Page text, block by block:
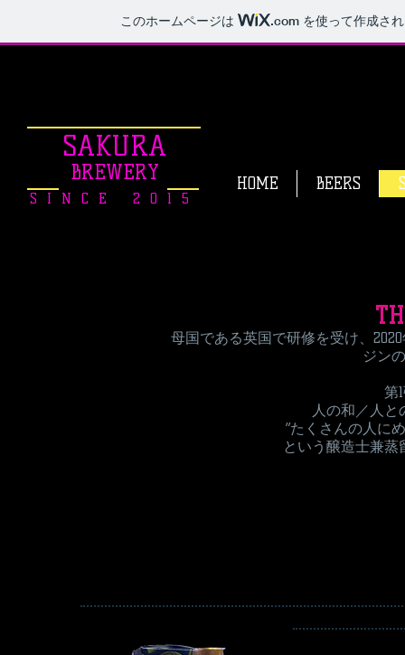
このホームページは .com を使って作成さ
HOME BEERS
母国である英国で研修を受け、
ジン
第
人の和／人
”たくさんの人に
という醸造士兼
SAKURA
BREWERY
SINCE 2015